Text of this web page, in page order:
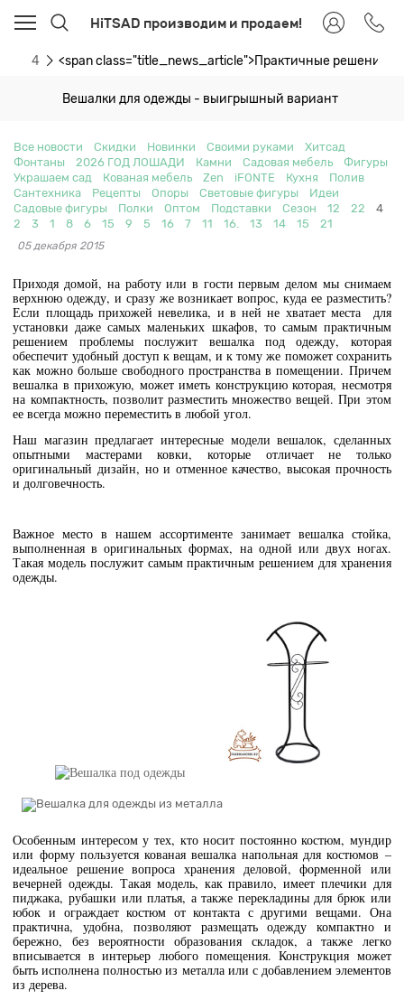
HiTSAD производим и продаем!
4 <span class="title_news_article">Практичные решения
Вешалки для одежды - выигрышный вариант
Все новости Скидки Новинки Своими руками
Хитсад
Фонтаны
2026 ГОД ЛОШАДИ Камни Садовая мебель
Фигуры
Украшаем сад
Кованая мебель Zen iFONTE Кухня
Полив
Сантехника
Рецепты Опоры Световые фигуры
Идеи
Садовые фигуры
Полки Оптом Подставки Сезон 12 22
4
2
3 1 8 6 15 9 5 16 7 11 16. 13 14 15 21
05 декабря 2015
Приходя домой, на работу или в гости первым делом мы снимаем
верхнюю одежду, и сразу же возникает вопрос, куда ее разместить?
Если площадь прихожей невелика, и в ней не хватает места для
установки даже самых маленьких шкафов, то самым практичным
решением проблемы послужит вешалка под одежду, которая
обеспечит удобный доступ к вещам, и к тому же поможет сохранить
как можно больше свободного пространства в помещении. Причем
вешалка в прихожую, может иметь конструкцию которая, несмотря
на компактность, позволит разместить множество вещей. При этом
ее всегда можно переместить в любой угол.
Наш магазин предлагает интересные модели вешалок, сделанных
опытными мастерами ковки, которые отличает не только
оригинальный дизайн, но и отменное качество, высокая прочность
и долговечность.
Важное место в нашем ассортименте занимает вешалка стойка,
выполненная в оригинальных формах, на одной или двух ногах.
Такая модель послужит самым практичным решением для хранения
одежды.
Особенным интересом у тех, кто носит постоянно костюм, мундир
или форму пользуется кованая вешалка напольная для костюмов –
идеальное решение вопроса хранения деловой, форменной или
вечерней одежды. Такая модель, как правило, имеет плечики для
пиджака, рубашки или платья, а также перекладины для брюк или
юбок и ограждает костюм от контакта с другими вещами. Она
практична, удобна, позволяют размещать одежду компактно и
бережно, без вероятности образования складок, а также легко
вписывается в интерьер любого помещения. Конструкция может
быть исполнена полностью из металла или с добавлением элементов
из дерева.